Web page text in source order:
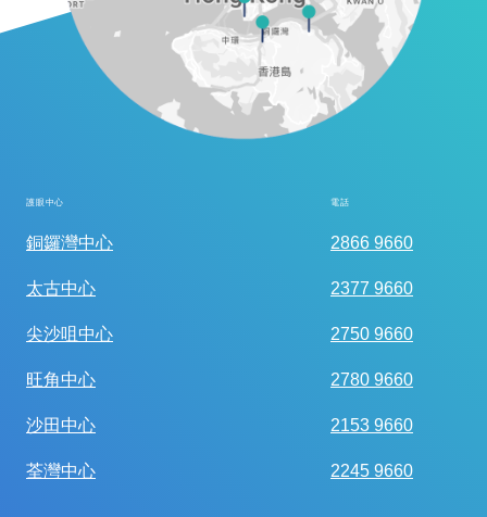
護眼中心 電話
銅鑼灣中心 2866 9660
太古中心 2377 9660
尖沙咀中心 2750 9660
旺角中心 2780 9660
沙田中心 2153 9660
荃灣中心 2245 9660